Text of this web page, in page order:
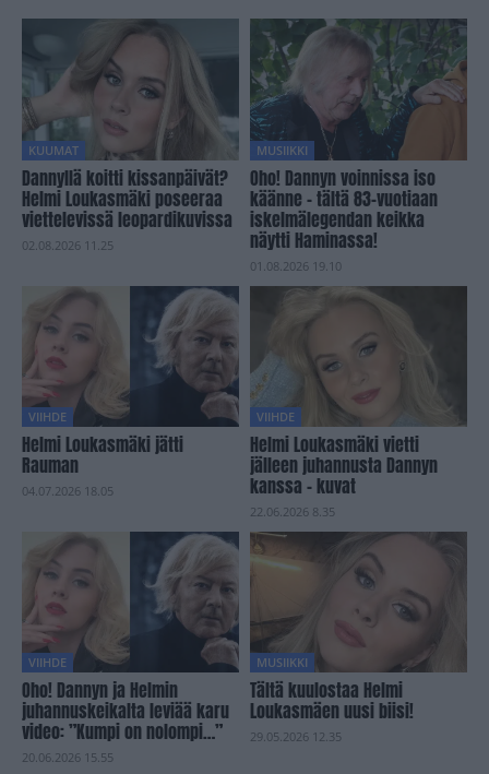
KUUMAT
Dannyllä koitti kissanpäivät?
Helmi Loukasmäki poseeraa
viettelevissä leopardikuvissa
02.08.2026 11.25
MUSIIKKI
Oho! Dannyn voinnissa iso
käänne – tältä 83-vuotiaan
iskelmälegendan keikka
näytti Haminassa!
01.08.2026 19.10
VIIHDE
Helmi Loukasmäki jätti
Rauman
04.07.2026 18.05
VIIHDE
Helmi Loukasmäki vietti
jälleen juhannusta Dannyn
kanssa – kuvat
22.06.2026 8.35
VIIHDE
Oho! Dannyn ja Helmin
juhannuskeikalta leviää karu
video: ”Kumpi on nolompi…”
20.06.2026 15.55
MUSIIKKI
Tältä kuulostaa Helmi
Loukasmäen uusi biisi!
29.05.2026 12.35